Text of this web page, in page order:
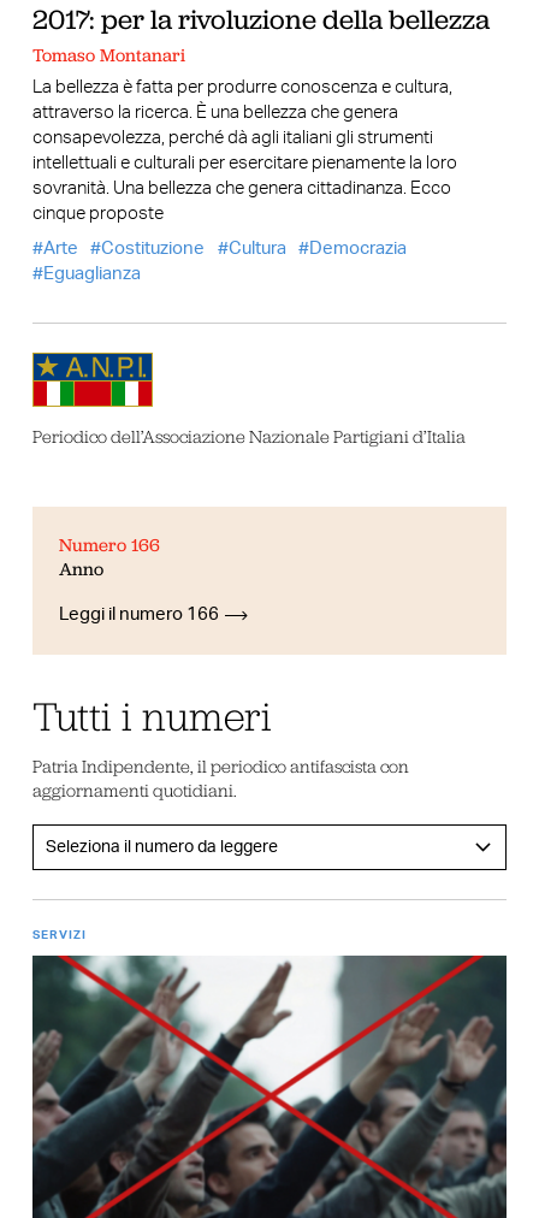
2017: per la rivoluzione della bellezza
Tomaso Montanari
La bellezza è fatta per produrre conoscenza e cultura,
attraverso la ricerca. È una bellezza che genera
consapevolezza, perché dà agli italiani gli strumenti
intellettuali e culturali per esercitare pienamente la loro
sovranità. Una bellezza che genera cittadinanza. Ecco
cinque proposte
Arte
Costituzione Cultura
Democrazia
Eguaglianza
Periodico dell’Associazione Nazionale Partigiani d’Italia
Numero 166
Anno
Leggi il numero 166
Tutti i numeri
Patria Indipendente, il periodico antifascista con
aggiornamenti quotidiani.
SERVIZI